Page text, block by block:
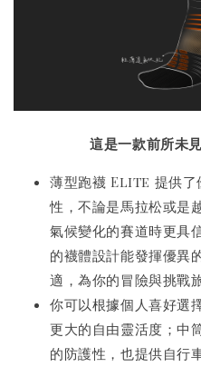
這是一款前所未
薄型跑襪 Elite 提供了
性，不論是馬拉松或是
氣候變化的賽道時更具
的襪體設計能發揮優異
適，為你的冒險與挑戰
你可以根據個人喜好選
更大的自由靈活度；中
的防護性，也提供自行